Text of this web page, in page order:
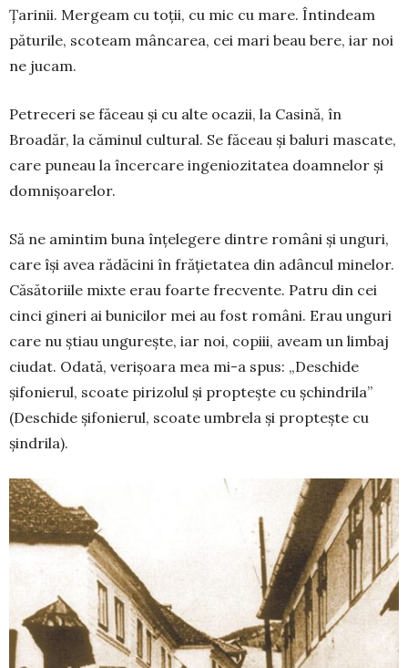
Țarinii. Mergeam cu toții, cu mic cu mare. Întindeam
păturile, scoteam mâncarea, cei mari beau bere, iar noi
ne jucam.
Petreceri se făceau și cu alte ocazii, la Casină, în
Broadăr, la căminul cultural. Se făceau și baluri mas­cate,
care puneau la încercare ingeniozitatea doam­nelor și
domnișoarelor.
Să ne amintim buna înțelegere dintre români și un­guri,
care își avea rădăcini în frățietatea din adâncul minelor.
Căsătoriile mixte erau foarte frecvente. Patru din cei
cinci gineri ai bunicilor mei au fost români. Erau unguri
care nu știau ungurește, iar noi, copiii, aveam un limbaj
ciudat. Odată, verișoara mea mi-a spus: „Deschide
șifonierul, scoate pirizolul și prop­tește cu șchindrila”
(Deschide șifonierul, scoate um­brela și proptește cu
șindrila).